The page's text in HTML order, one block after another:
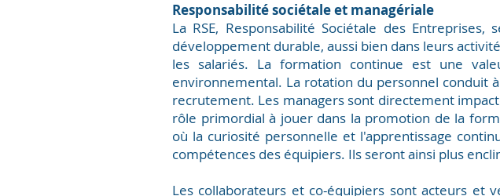
Responsabilité sociétale et managériale
La RSE, Responsabilité Sociétale des
développement durable, aussi bien dans leurs
les salariés. La formation continue est une
environnemental. La rotation du personnel conduit
recrutement. Les managers sont directement
rôle primordial à jouer dans la promotion de la
où la curiosité personnelle et l'apprentissage
compétences des équipiers. Ils seront ainsi plus
Les collaborateurs et co-équipiers sont acteurs et